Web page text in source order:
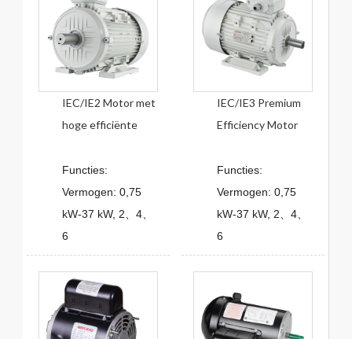
IEC/IE2 Motor met
hoge efficiënte
Functies:
Vermogen: 0,75
kW-37 kW, 2、4、
6
IEC/IE3 Premium
Efficiency Motor
Functies:
Vermogen: 0,75
kW-37 kW, 2、4、
6